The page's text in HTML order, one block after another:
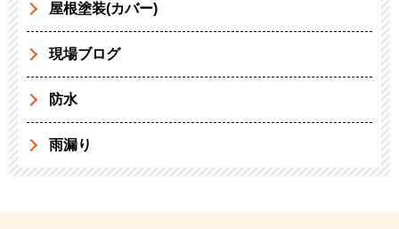
屋根塗装(カバー)
現場ブログ
防水
雨漏り